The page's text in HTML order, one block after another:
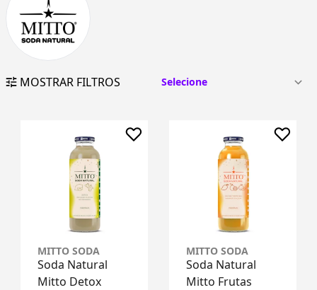
MOSTRAR FILTROS
MITTO SODA
Soda Natural
Mitto Detox
MITTO SODA
Soda Natural
Mitto Frutas